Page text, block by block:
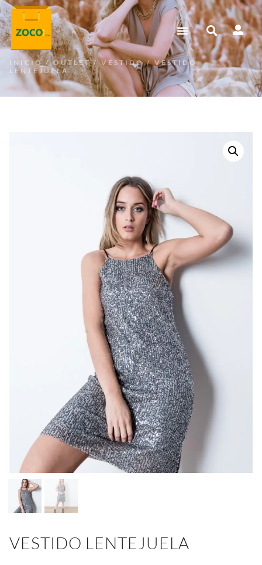
INICIO/OUTLET/VESTIDO/ VESTIDO
LENTEJUELA
VESTIDO LENTEJUELA